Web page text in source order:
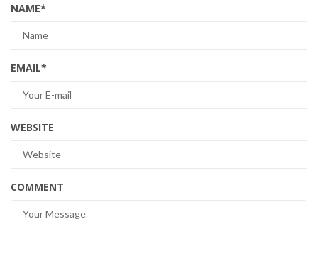
NAME*
EMAIL*
WEBSITE
COMMENT